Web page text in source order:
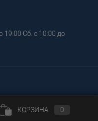
19:00 Сб. с 10:00 до
КОРЗИНА 0